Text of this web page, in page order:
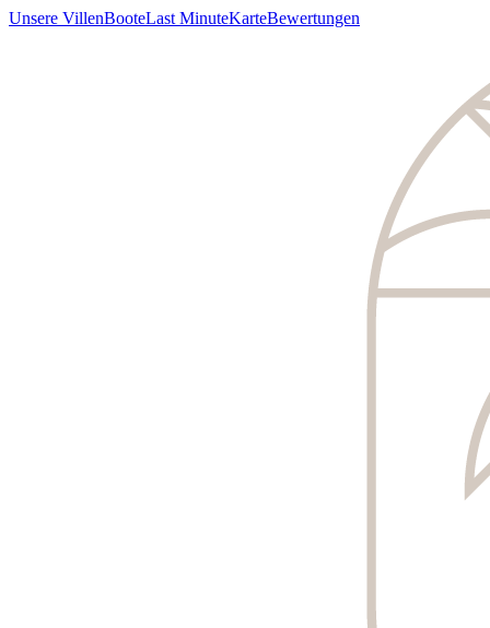
Unsere VillenBooteLast MinuteKarteBewertungen